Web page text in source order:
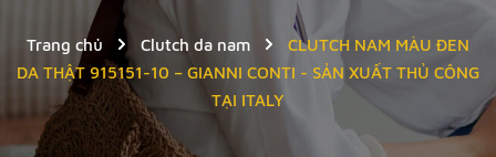
Trang chủ Clutch da nam
CLUTCH NAM MÀU ĐEN
DA THẬT 915151-10 – GIANNI CONTI - SẢN XUẤT THỦ CÔNG
TẠI ITALY